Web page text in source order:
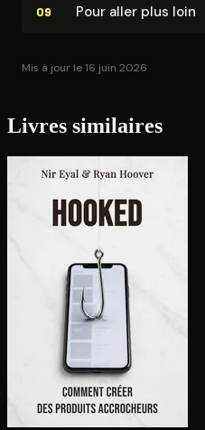
09 Pour aller plus loin
Mis à jour le 16 juin 2026
Livres similaires